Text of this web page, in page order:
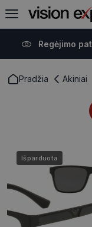
Regėjimo
Pradžia Akiniai
Išparduota